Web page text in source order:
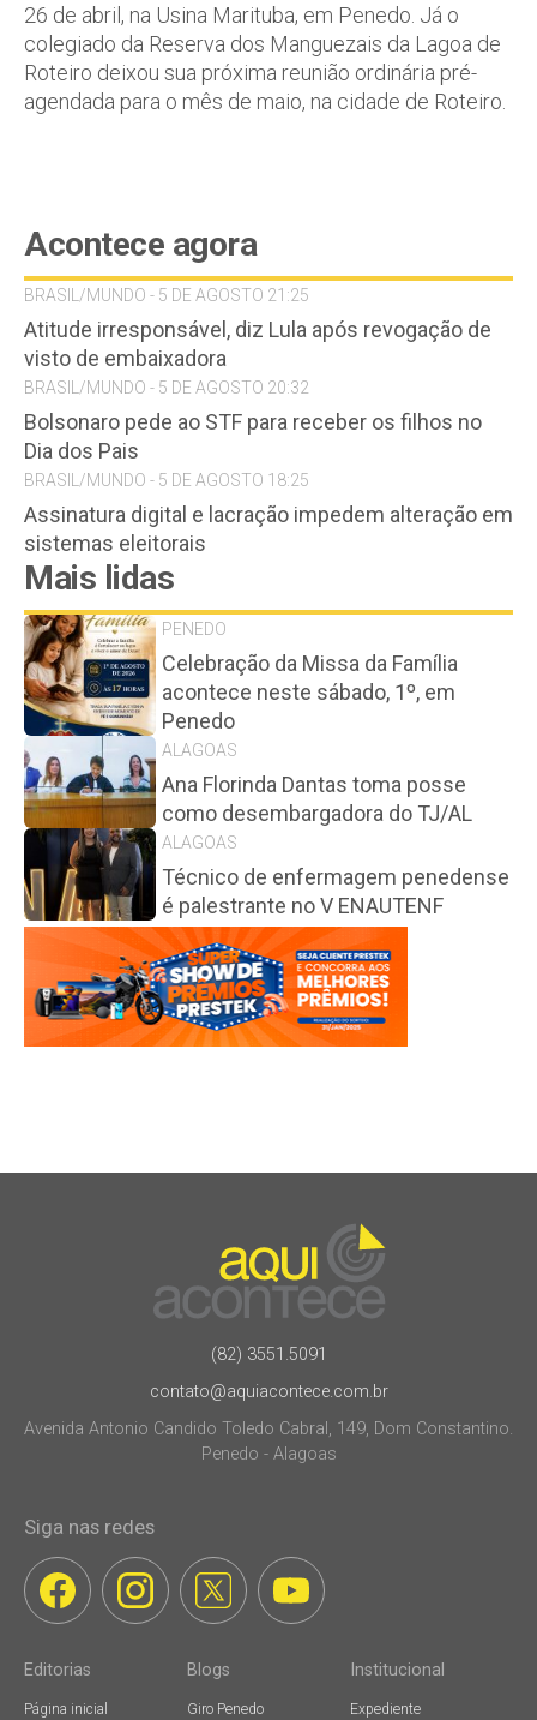
26 de abril, na Usina Marituba, em Penedo. Já o
colegiado da Reserva dos Manguezais da Lagoa de
Roteiro deixou sua próxima reunião ordinária pré-
agendada para o mês de maio, na cidade de Roteiro.
Acontece agora
BRASIL/MUNDO - 5 DE AGOSTO 21:25
Atitude irresponsável, diz Lula após revogação de
visto de embaixadora
BRASIL/MUNDO - 5 DE AGOSTO 20:32
Bolsonaro pede ao STF para receber os filhos no
Dia dos Pais
BRASIL/MUNDO - 5 DE AGOSTO 18:25
Assinatura digital e lacração impedem alteração em
sistemas eleitorais
Mais lidas
PENEDO
Celebração da Missa da Família
acontece neste sábado, 1º, em
Penedo
ALAGOAS
Ana Florinda Dantas toma posse
como desembargadora do TJ/AL
ALAGOAS
Técnico de enfermagem penedense
é palestrante no V ENAUTENF
(82) 3551.5091
contato@aquiacontece.com.br
Avenida Antonio Candido Toledo Cabral, 149, Dom Constantino.
Penedo - Alagoas
Siga nas redes
Editorias
Página inicial
Blogs
Giro Penedo
Institucional
Expediente